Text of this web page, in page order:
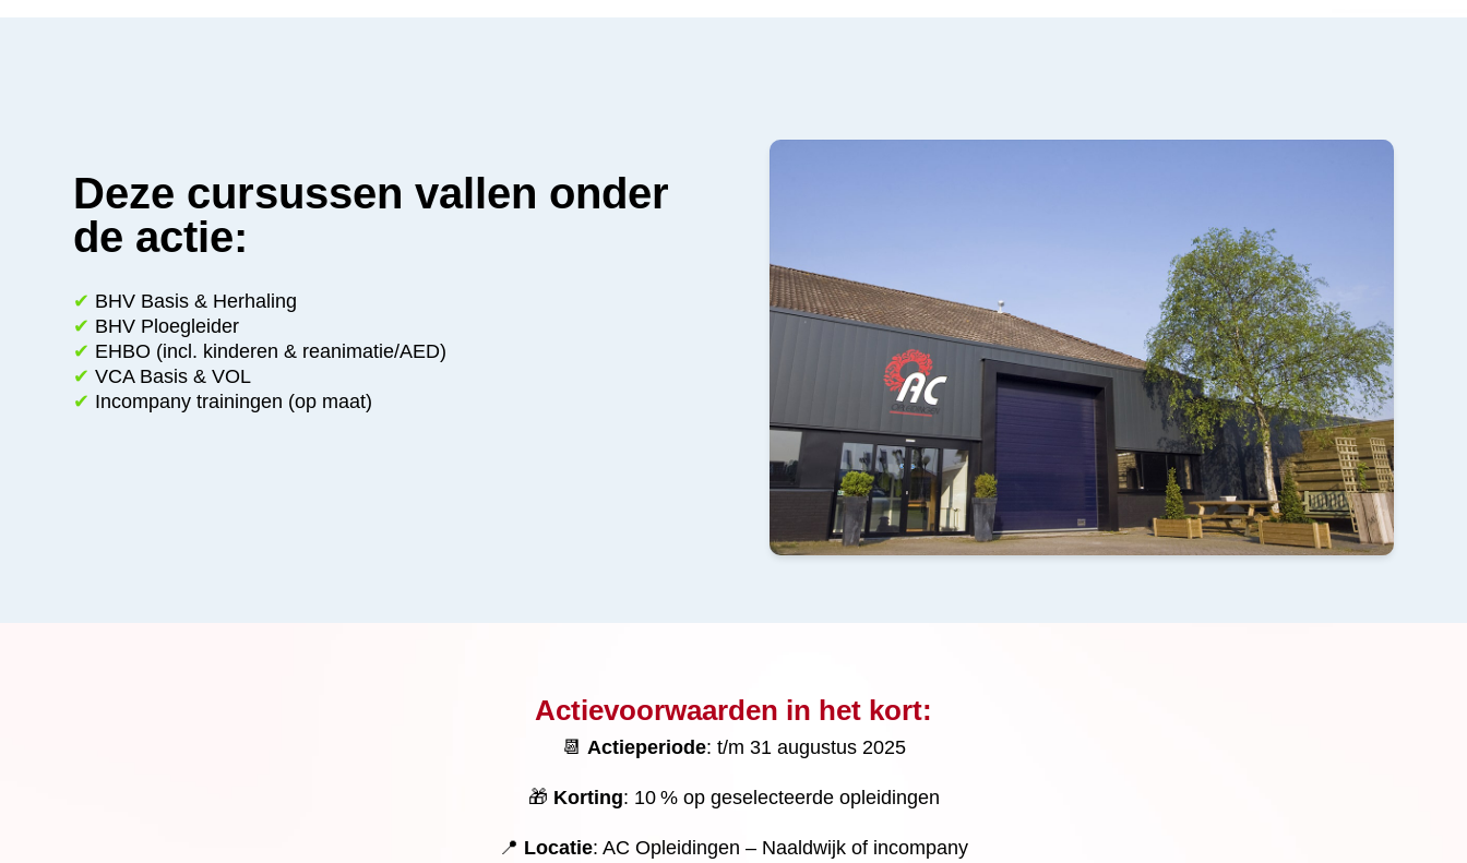
Deze cursussen vallen onder
de actie:
✔ BHV Basis & Herhaling
✔ BHV Ploegleider
✔ EHBO (incl. kinderen & reanimatie/AED)
✔ VCA Basis & VOL
✔ Incompany trainingen (op maat)
Actievoorwaarden in het kort:
📆 Actieperiode: t/m 31 augustus 2025
🎁 Korting: 10 % op geselecteerde opleidingen
📍 Locatie: AC Opleidingen – Naaldwijk of incompany